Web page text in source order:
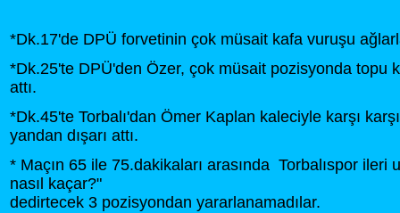
*Dk.17'de DPÜ forvetinin çok müsait kafa vuruşu
*Dk.25'te DPÜ'den Özer, çok müsait pozisyonda topu
attı.
*Dk.45'te Torbalı'dan Ömer Kaplan kaleciyle karşı
yandan dışarı attı.
* Maçın 65 ile 75.dakikaları arasında Torbalıspor ileri
nasıl kaçar?"
dedirtecek 3 pozisyondan yararlanamadılar.